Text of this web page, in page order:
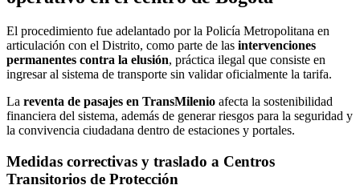
El procedimiento fue adelantado por la Policía Metropolitana en
articulación con el Distrito, como parte de las intervenciones
permanentes contra la elusión, práctica ilegal que consiste en
ingresar al sistema de transporte sin validar oficialmente la tarifa.
La reventa de pasajes en TransMilenio afecta la sostenibilidad
financiera del sistema, además de generar riesgos para la seguridad y
la convivencia ciudadana dentro de estaciones y portales.
Medidas correctivas y traslado a Centros
Transitorios de Protección